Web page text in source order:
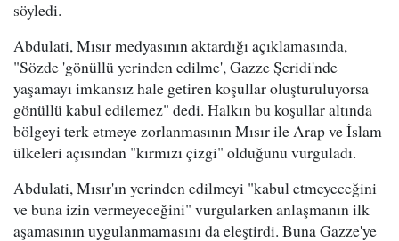
söyledi.
Abdulati, Mısır medyasının aktardığı açıklamasında,
"Sözde 'gönüllü yerinden edilme', Gazze Şeridi'nde
yaşamayı imkansız hale getiren koşullar oluşturuluyorsa
gönüllü kabul edilemez" dedi. Halkın bu koşullar altında
bölgeyi terk etmeye zorlanmasının Mısır ile Arap ve İslam
ülkeleri açısından "kırmızı çizgi" olduğunu vurguladı.
Abdulati, Mısır'ın yerinden edilmeyi "kabul etmeyeceğini
ve buna izin vermeyeceğini" vurgularken anlaşmanın ilk
aşamasının uygulanmamasını da eleştirdi. Buna Gazze'ye